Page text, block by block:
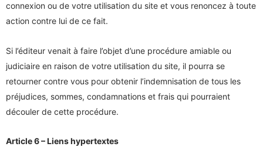
connexion ou de votre utilisation du site et vous renoncez à toute
action contre lui de ce fait.
Si l’éditeur venait à faire l’objet d’une procédure amiable ou
judiciaire en raison de votre utilisation du site, il pourra se
retourner contre vous pour obtenir l’indemnisation de tous les
préjudices, sommes, condamnations et frais qui pourraient
découler de cette procédure.
Article 6 – Liens hypertextes